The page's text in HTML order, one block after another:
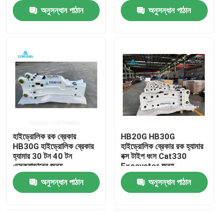
বাড়ি
পণ্য
আমাদের সম্পর্কে
কারখানা ভ্রমণ
অনুসন্ধান পাঠান
অনুসন্ধান পাঠান
হাইড্রোলিক রক ব্রেকার
HB30G হাইড্রোলিক ব্রেকার
হ্যামার 30 টন 40 টন
এক্সক্যাভারের জন্য
অনুসন্ধান পাঠান
HB20G HB30G
হাইড্রোলিক ব্রেকার রক হ্যামার
বক্স টাইপ ধংস Cat330
Excavator জন্য
অনুসন্ধান পাঠান